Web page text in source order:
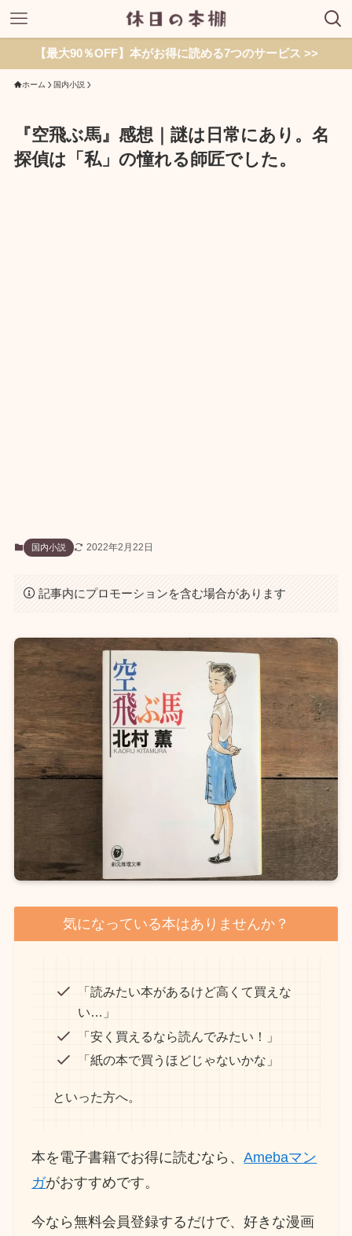
【最大90％OFF】本がお得に読める7つのサービス >>
ホーム 国内小説
『空飛ぶ馬』感想｜謎は日常にあり。名
探偵は「私」の憧れる師匠でした。
国内小説 2022年2月22日
記事内にプロモーションを含む場合があります
気になっている本はありませんか？
「読みたい本があるけど高くて買えな
い…」
「安く買えるなら読んでみたい！」
「紙の本で買うほどじゃないかな」
といった方へ。
本を電子書籍でお得に読むなら、Amebaマン
ガがおすすめです。
今なら無料会員登録するだけで、好きな漫画